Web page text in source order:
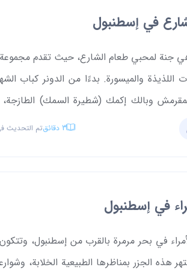
في إسطنبول
جنة لمحبي طعام الشارع، حيث تقدم مجموعة
اللذيذة والميسورة. بدءًا من الدونر كباب
وبالك إكمك (شطيرة السمك)
والنكهات الشهية. هذه الأطعمة لا
3 دقائقتم التحديث
في إسطنبول
في بحر مرمرة بالقرب من إسطنبول،
هذه الجزر بمناظرها الطبيعية الخلابة،